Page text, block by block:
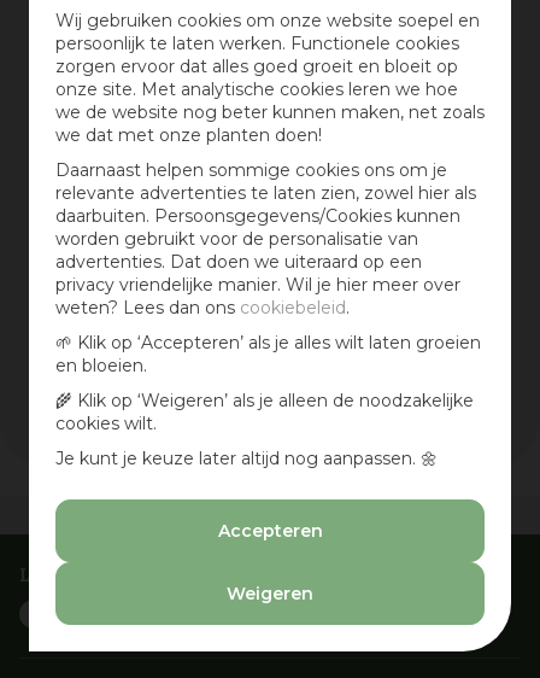
Wij gebruiken cookies om onze website soepel en
persoonlijk te laten werken. Functionele cookies
zorgen ervoor dat alles goed groeit en bloeit op
onze site. Met analytische cookies leren we hoe
we de website nog beter kunnen maken, net zoals
we dat met onze planten doen!
Daarnaast helpen sommige cookies ons om je
relevante advertenties te laten zien, zowel hier als
daarbuiten. Persoonsgegevens/Cookies kunnen
worden gebruikt voor de personalisatie van
advertenties. Dat doen we uiteraard op een
privacy vriendelijke manier. Wil je hier meer over
weten? Lees dan ons cookiebeleid.
🌱 Klik op ‘Accepteren’ als je alles wilt laten groeien
en bloeien.
🌾 Klik op ‘Weigeren’ als je alleen de noodzakelijke
cookies wilt.
Je kunt je keuze later altijd nog aanpassen. 🌼
Accepteren
Weigeren
Barbecook (4)
Big Green Egg(1)
Bowls and Dishes(3)
Dr. Grill(1)
Wis selectie
Prijs
Wis selectie
Filters resetten
Laat je inspireren